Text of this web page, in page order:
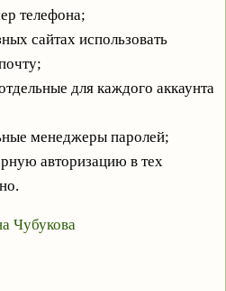
телефона;
сайтах использовать
для каждого аккаунта
менеджеры паролей;
авторизацию в тех
Чубукова